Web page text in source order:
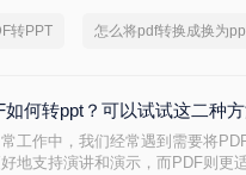
转PPT
如何转ppt？可以试试这二种
工作中，我们经常遇到需要将
地支持演讲和演示，而PDF则更